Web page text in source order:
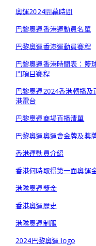
奧運2024開幕時間
巴黎奧運香港運動員名單
巴黎奧運香港運動員賽程
巴黎奧運香港時間表：籃
門項目賽程
巴黎奧運2024香港轉播及
港電台
巴黎奧運商場直播清單
巴黎奧運奧運會金牌及獎
香港運動員介紹
香港何時取得第一面奧運
港隊奧運獎金
香港奧運歷史
港隊奧運制服
2024巴黎奧運 logo